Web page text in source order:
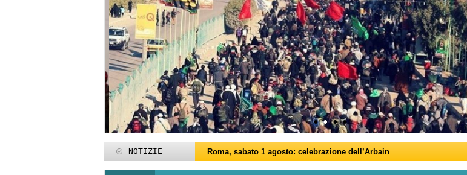
NOTIZIE
Roma, sabato 1 agosto: celebrazione dell’Arbain
Roma, 15-25 giugno: programmi per il mese di Muharram
Roma, sabato 6 giugno: Eid al-Ghadir
27 maggio: Eid al-Adha (Festa del Sacrificio)
‘Id al-Fitr sarà sabato 21 marzo
ZAKATUL-FITR 1447 – 2026
Programmi per la notte di Qadr a Roma
I programmi del Centro Islamico Imam Mahdi di Roma per il
Domani giovedì 19 febbraio primo giorno di Ramadan
Roma, sabato 14 febbraio: docufilm “Rivoluzione”